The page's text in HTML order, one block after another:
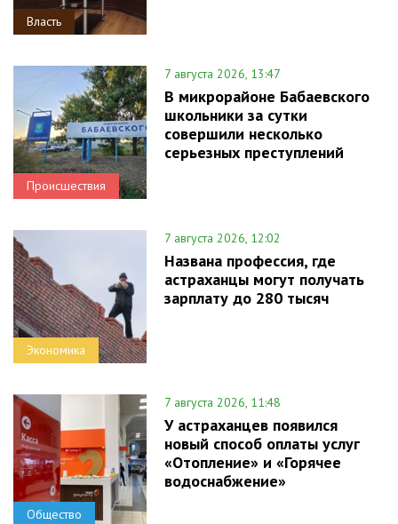
Власть
Происшествия
7 августа 2026, 13:47
В микрорайоне Бабаевского
школьники за сутки
совершили несколько
серьезных преступлений
Экономика
7 августа 2026, 12:02
Названа профессия, где
астраханцы могут получать
зарплату до 280 тысяч
Общество
7 августа 2026, 11:48
У астраханцев появился
новый способ оплаты услуг
«Отопление» и «Горячее
водоснабжение»